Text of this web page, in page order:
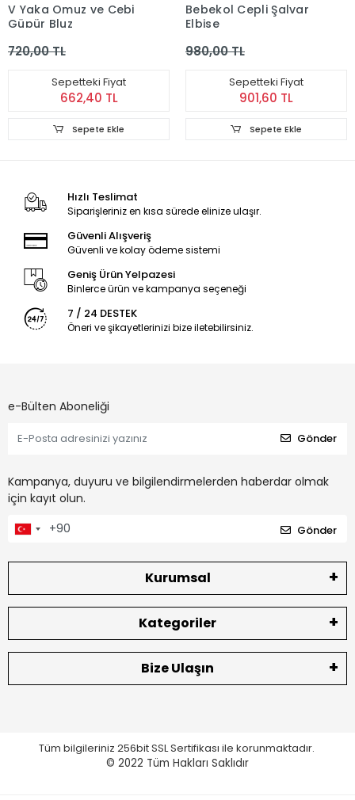
V Yaka Omuz ve Cebi
Güpür Bluz
720,00 TL
Sepetteki Fiyat
662,40 TL
Sepete Ekle
Bebekol Cepli Şalvar
Elbise
980,00 TL
Sepetteki Fiyat
901,60 TL
Sepete Ekle
Hızlı Teslimat
Siparişleriniz en kısa sürede elinize ulaşır.
Güvenli Alışveriş
Güvenli ve kolay ödeme sistemi
Geniş Ürün Yelpazesi
Binlerce ürün ve kampanya seçeneği
7 / 24 DESTEK
Öneri ve şikayetlerinizi bize iletebilirsiniz.
e-Bülten Aboneliği
Gönder
Kampanya, duyuru ve bilgilendirmelerden haberdar olmak
için kayıt olun.
Gönder
Kurumsal
Kategoriler
Bize Ulaşın
Tüm bilgileriniz 256bit SSL Sertifikası ile korunmaktadır.
© 2022 Tüm Hakları Saklıdır